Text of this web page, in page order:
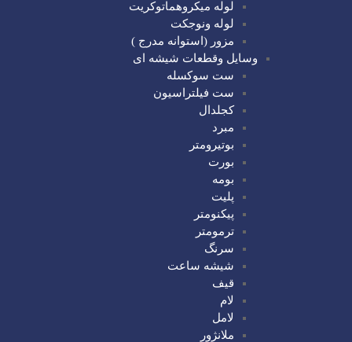
لوله میکروهماتوکریت
لوله ونوجکت
مزور (استوانه مدرج )
وسایل وقطعات شیشه ای
ست سوکسله
ست فیلتراسیون
کجلدال
مبرد
بوتیرومتر
بورت
بومه
پلیت
پیکنومتر
ترمومتر
سرنگ
شیشه ساعت
قیف
لام
لامل
ملانژور